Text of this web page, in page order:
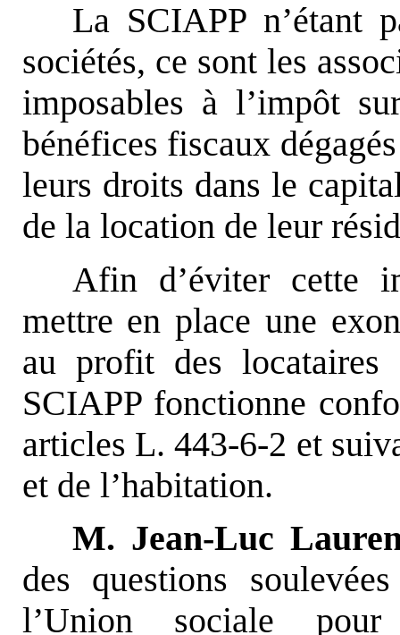
La SCIAPP n’étant
sociétés, ce sont les
imposables à l’impôt
bénéfices fiscaux
leurs droits dans le
de la location de leur
Afin d’éviter cette
mettre en place une
au profit des
SCIAPP fonctionne
articles L. 443-6-2 et
et de l’habitation.
M. Jean-Luc
des questions
l’Union sociale